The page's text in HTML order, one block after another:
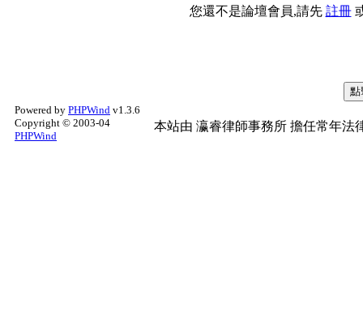
您還不是論壇會員,請先 註冊
Powered by PHPWind v1.3.6
Copyright © 2003-04
PHPWind
本站由 瀛睿律師事務所 擔任常年法